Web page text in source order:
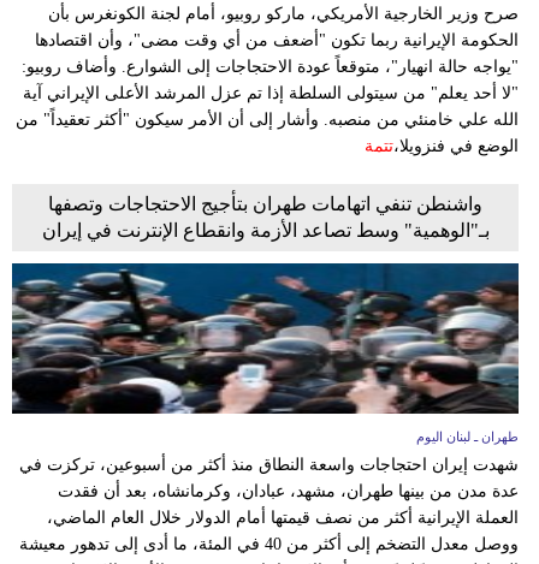
وسفر
ديكور
أخبار
تعليم
مرأة
أزياء
إسلامية
علوم
مدوَّنات
صرح وزير الخارجية الأمريكي، ماركو روبيو، أمام لجنة الكونغرس بأن
الحكومة الإيرانية ربما تكون "أضعف من أي وقت مضى"، وأن اقتصادها
"يواجه حالة انهيار"، متوقعاً عودة الاحتجاجات إلى الشوارع. وأضاف روبيو:
"لا أحد يعلم" من سيتولى السلطة إذا تم عزل المرشد الأعلى الإيراني آية
الله علي خامنئي من منصبه. وأشار إلى أن الأمر سيكون "أكثر تعقيداً" من
الوضع في فنزويلا،تتمة
واشنطن تنفي اتهامات طهران بتأجيج الاحتجاجات وتصفها
بـ"الوهمية" وسط تصاعد الأزمة وانقطاع الإنترنت في إيران
طهران ـ لبنان اليوم
شهدت إيران احتجاجات واسعة النطاق منذ أكثر من أسبوعين، تركزت في
عدة مدن من بينها طهران، مشهد، عبادان، وكرمانشاه، بعد أن فقدت
العملة الإيرانية أكثر من نصف قيمتها أمام الدولار خلال العام الماضي،
ووصل معدل التضخم إلى أكثر من 40 في المئة، ما أدى إلى تدهور معيشة